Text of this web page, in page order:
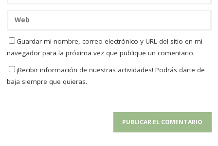
Guardar mi nombre, correo electrónico y URL del sitio en mi
navegador para la próxima vez que publique un comentario.
¡Recibir información de nuestras actividades! Podrás darte de
baja siempre que quieras.